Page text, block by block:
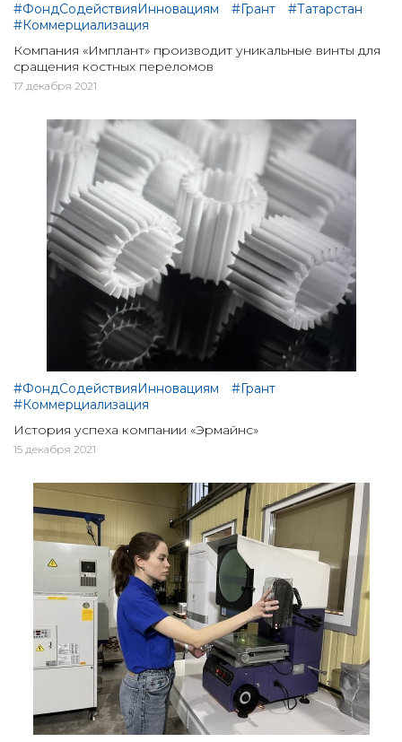
#ФондСодействияИнновациям #Грант
#Татарстан
#Коммерциализация
Компания «Имплант» производит уникальные винты для
сращения костных переломов
17 декабря 2021
#ФондСодействияИнновациям
#Грант
#Коммерциализация
История успеха компании «Эрмайнс»
15 декабря 2021